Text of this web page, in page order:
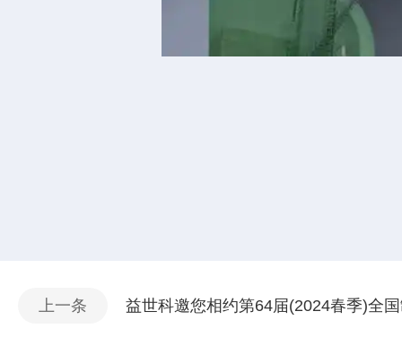
上一条 益世科邀您相约第64届(2024春季)全